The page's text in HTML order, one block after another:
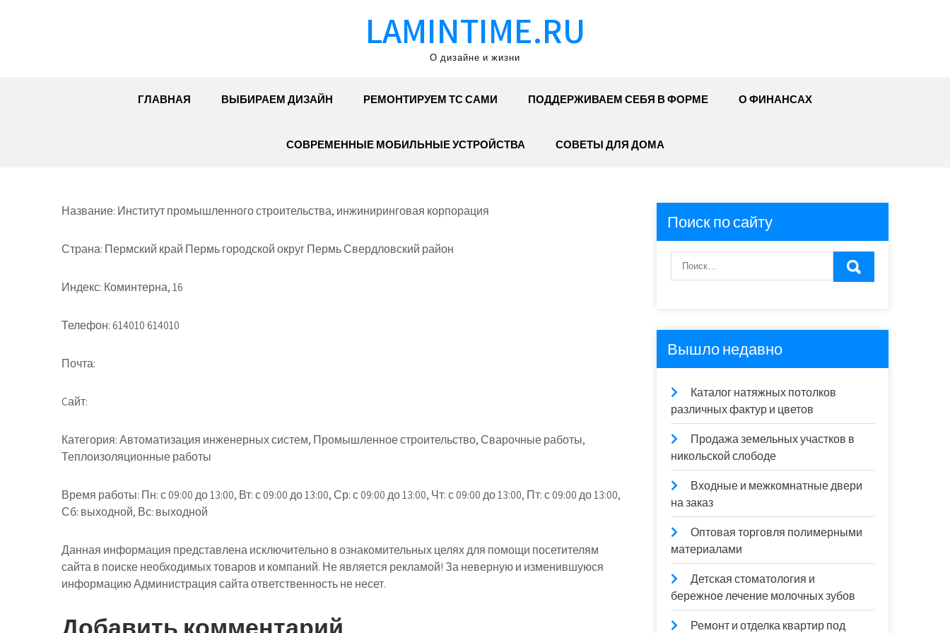
LAMINTIME.RU
О дизайне и жизни
ГЛАВНАЯ ВЫБИРАЕМ ДИЗАЙН РЕМОНТИРУЕМ ТС САМИ ПОДДЕРЖИВАЕМ СЕБЯ В ФОРМЕ О ФИНАНСАХ
СОВРЕМЕННЫЕ МОБИЛЬНЫЕ УСТРОЙСТВА СОВЕТЫ ДЛЯ ДОМА
Название: Институт промышленного строительства, инжиниринговая корпорация
Страна: Пермский край Пермь городской округ Пермь Свердловский район
Индекс: Коминтерна, 16
Телефон: 614010 614010
Почта:
Cайт:
Категория: Автоматизация инженерных систем, Промышленное строительство, Сварочные работы,
Теплоизоляционные работы
Время работы: Пн: с 09:00 до 13:00, Вт: с 09:00 до 13:00, Ср: с 09:00 до 13:00, Чт: с 09:00 до 13:00, Пт: с 09:00 до 13:00,
Сб: выходной, Вс: выходной
Данная информация представлена исключительно в ознакомительных целях для помощи посетителям
сайта в поиске необходимых товаров и компаний. Не является рекламой! За неверную и изменившуюся
информацию Администрация сайта ответственность не несет.
Поиск по сайту
Вышло недавно
Каталог натяжных потолков
различных фактур и цветов
Продажа земельных участков в
никольской слободе
Входные и межкомнатные двери
на заказ
Оптовая торговля полимерными
материалами
Детская стоматология и
бережное лечение молочных зубов
Ремонт и отделка квартир под